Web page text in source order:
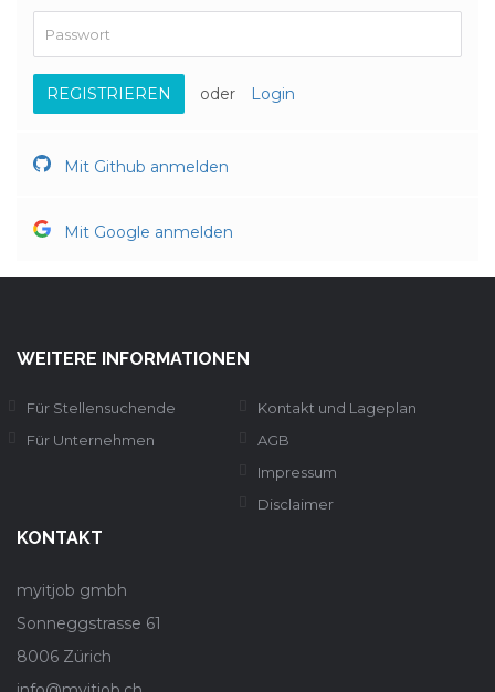
REGISTRIEREN oder Login
Mit Github anmelden
Mit Google anmelden
WEITERE INFORMATIONEN
Für Stellensuchende
Für Unternehmen
Kontakt und Lageplan
AGB
Impressum
Disclaimer
KONTAKT
myitjob gmbh
Sonneggstrasse 61
8006 Zürich